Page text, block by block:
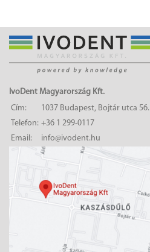
IvoDent Magyarország Kft.
Cím:
1037 Budapest, Bojtár utca 56.
Telefon: +36 1 299-0117
Email:
info@ivodent.hu